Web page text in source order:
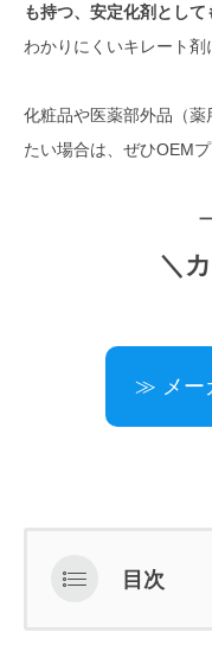
も持つ、安定化剤として
わかりにくいキレート剤
化粧品や医薬部外品（
たい場合は、ぜひOEM
＼
≫ メー
目次
化粧品